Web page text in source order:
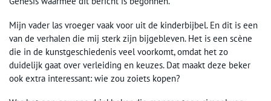
Mijn vader las vroeger vaak voor uit de kinderbijbel. En dit is een
van de verhalen die mij sterk zijn bijgebleven. Het is een scène
die in de kunstgeschiedenis veel voorkomt, omdat het zo
duidelijk gaat over verleiding en keuzes. Dat maakt deze beker
ook extra interessant: wie zou zoiets kopen?